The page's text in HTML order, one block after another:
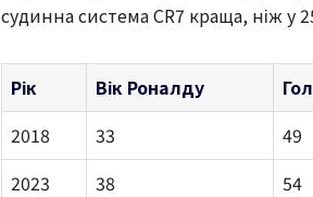
судинна система CR7 краща, ніж у
Рік Вік Роналду
2018
33 49
2023
38 54